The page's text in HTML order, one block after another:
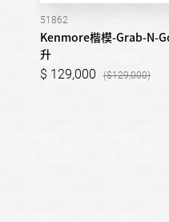
51862
Kenmore楷模-Grab-N-
升
129,000 129,000